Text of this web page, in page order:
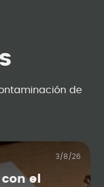
de
3/8/26
el